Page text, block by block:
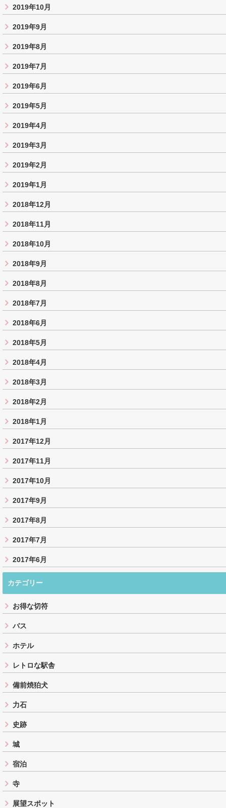
2019年10月
2019年9月
2019年8月
2019年7月
2019年6月
2019年5月
2019年4月
2019年3月
2019年2月
2019年1月
2018年12月
2018年11月
2018年10月
2018年9月
2018年8月
2018年7月
2018年6月
2018年5月
2018年4月
2018年3月
2018年2月
2018年1月
2017年12月
2017年11月
2017年10月
2017年9月
2017年8月
2017年7月
2017年6月
カテゴリー
お得な切符
バス
ホテル
レトロな駅舎
備前焼狛犬
力石
史跡
城
宿泊
寺
展望スポット